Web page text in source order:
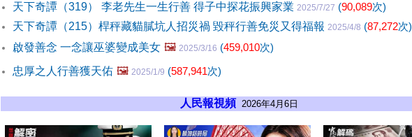
天下奇譚（319） 李老先生一生行善 得子中探花振興家業 2025/7/27 (90,089次)
天下奇譚（215）桿秤藏貓膩坑人招災禍 毀秤行善免災又得福報 2025/4/8 (87,272次)
啟發善念 一念讓巫婆變成美女 🖼️ 2025/3/16 (459,010次)
忠厚之人行善獲天佑 🖼️ 2025/1/9 (587,941次)
人民報視頻 2026年4月6日